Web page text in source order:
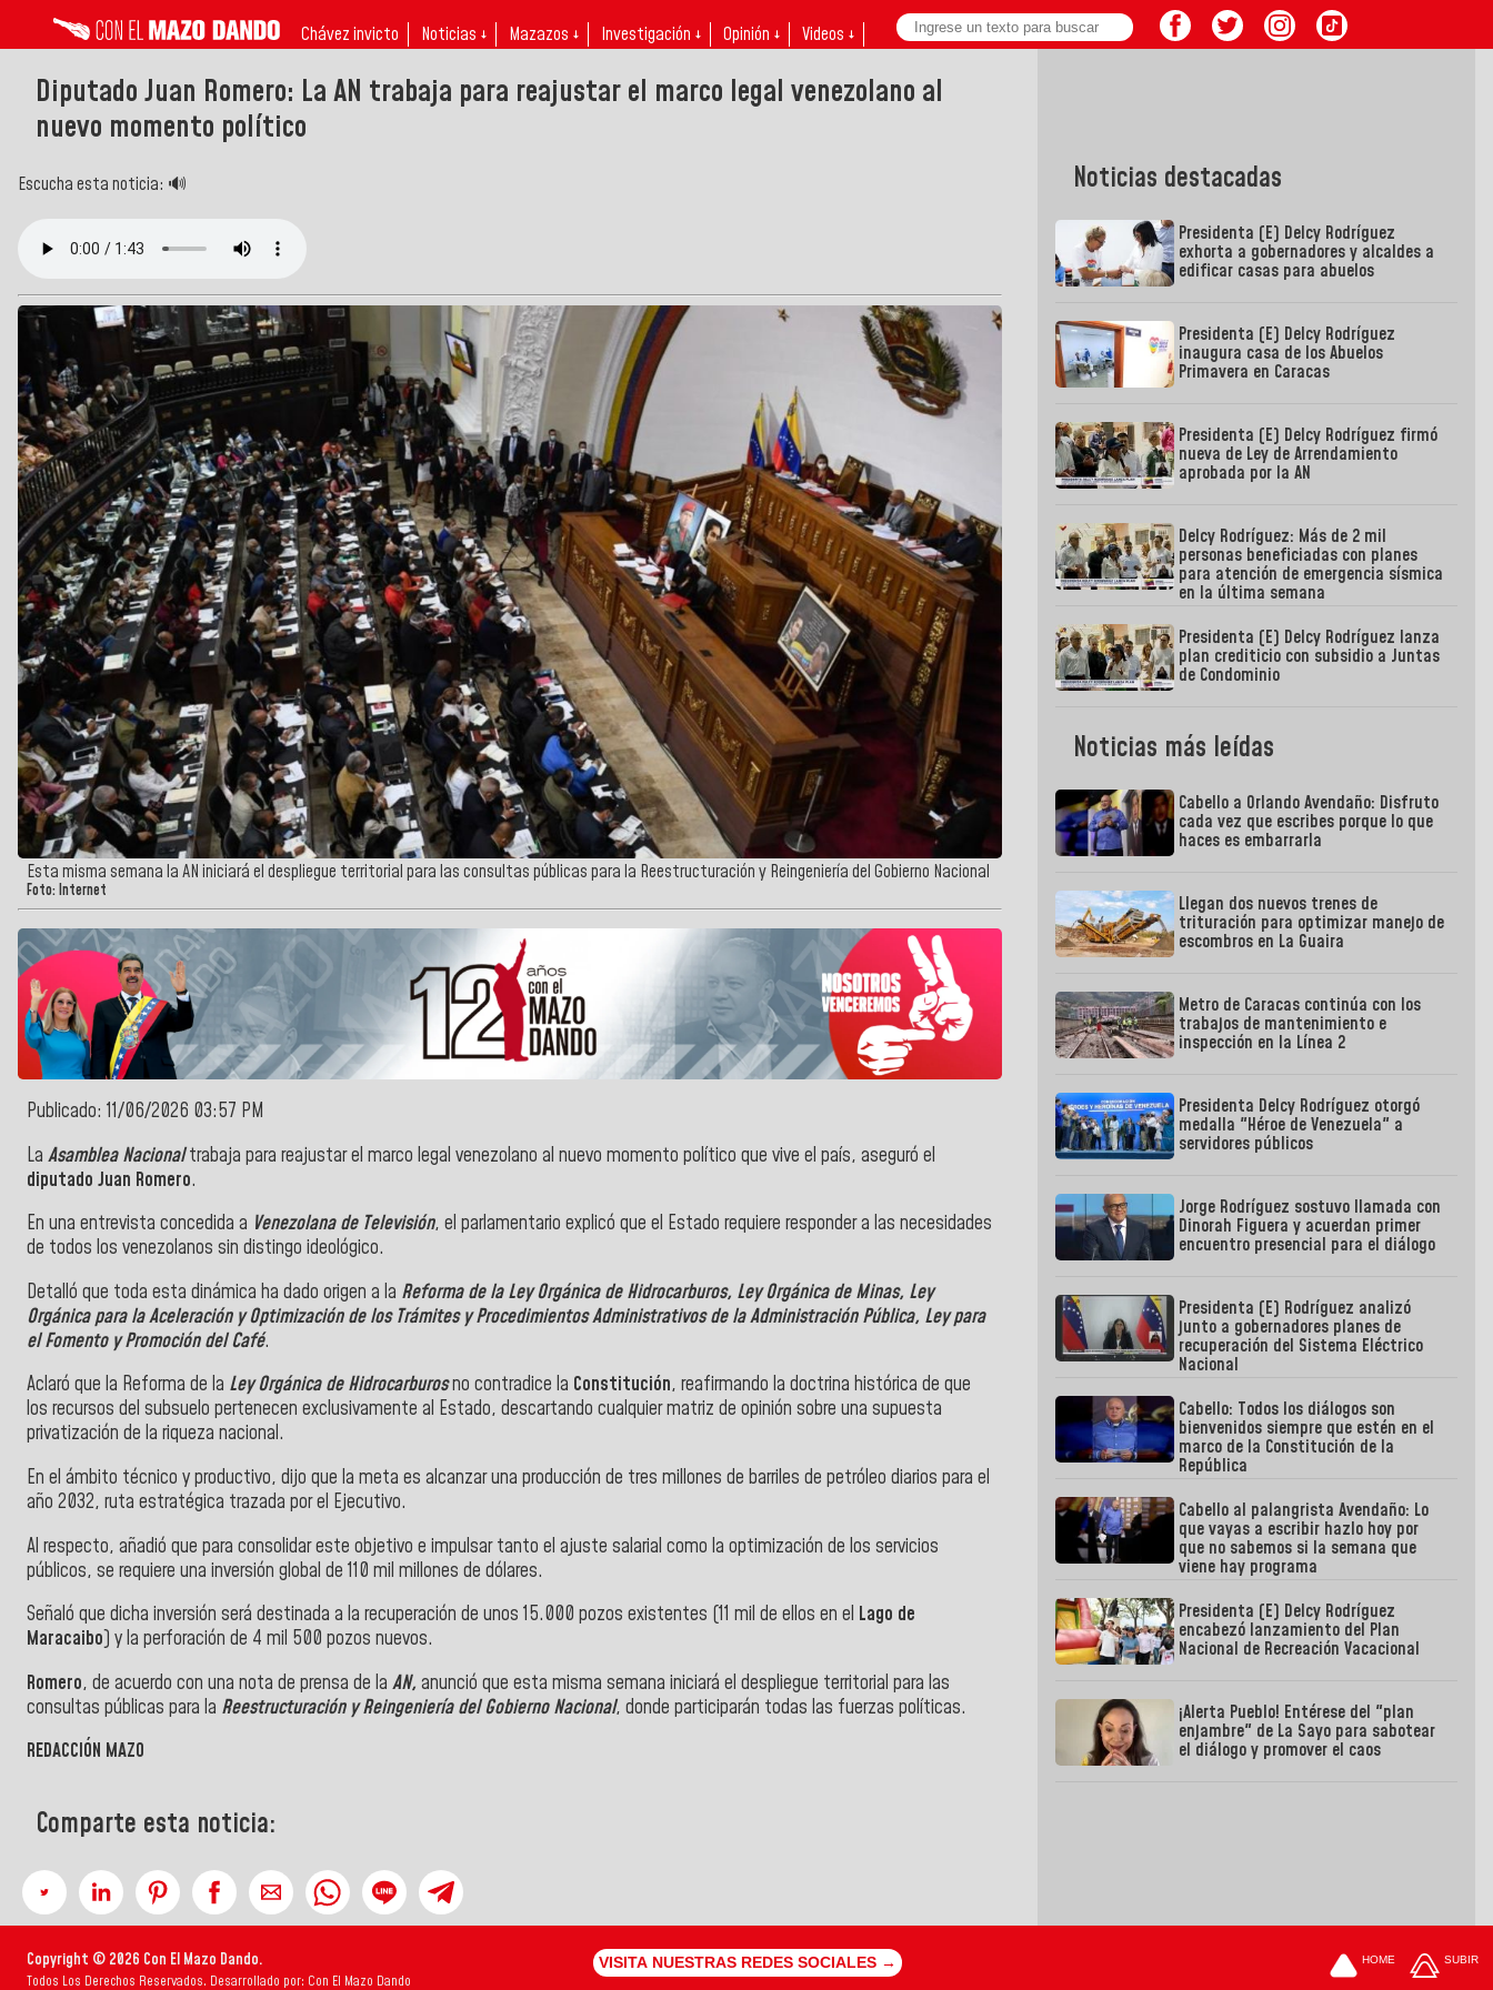
Chávez invicto Noticias ↓ Mazazos ↓ Investigación ↓ Opinión ↓ Videos ↓
Diputado Juan Romero: La AN trabaja para reajustar el marco legal venezolano al
nuevo momento político
Escucha esta noticia: 🔊
Esta misma semana la AN iniciará el despliegue territorial para las consultas públicas para la Reestructuración y Reingeniería del Gobierno Nacional
Foto: Internet
Publicado: 11/06/2026 03:57 PM
La Asamblea Nacionaltrabaja para reajustar el marco legal venezolano al nuevo momento político que vive el país, aseguró el
diputado Juan Romero.
​En una entrevista concedida a Venezolana de Televisión, el parlamentario explicó que el Estado requiere responder a las necesidades
de todos los venezolanos sin distingo ideológico.
​Detalló que toda esta dinámica ha dado origen a la Reforma de la Ley Orgánica de Hidrocarburos, Ley Orgánica de Minas, Ley
Orgánica para la Aceleración y Optimización de los Trámites y Procedimientos Administrativos de la Administración Pública, Ley para
el Fomento y Promoción del Café.
​Aclaró que la Reforma de la Ley Orgánica de Hidrocarburosno contradice la Constitución, reafirmando la doctrina histórica de que
los recursos del subsuelo pertenecen exclusivamente al Estado, descartando cualquier matriz de opinión sobre una supuesta
privatización de la riqueza nacional.
​En el ámbito técnico y productivo, dijo que la meta es alcanzar una producción de tres millones de barriles de petróleo diarios para el
año 2032, ruta estratégica trazada por el Ejecutivo.
​Al respecto, añadió que para consolidar este objetivo e impulsar tanto el ajuste salarial como la optimización de los servicios
públicos, se requiere una inversión global de 110 mil millones de dólares.
​Señaló que dicha inversión será destinada a la recuperación de unos 15.000 pozos existentes (11 mil de ellos en el Lago de
Maracaibo) y la perforación de 4 mil 500 pozos nuevos.
Romero, de acuerdo con una nota de prensa de la AN, anunció que esta misma semana iniciará el despliegue territorial para las
consultas públicas para la Reestructuración y Reingeniería del Gobierno Nacional, donde participarán todas las fuerzas políticas.
REDACCIÓN MAZO
Comparte esta noticia:
Noticias destacadas
Presidenta (E) Delcy Rodríguez
exhorta a gobernadores y alcaldes a
edificar casas para abuelos
Presidenta (E) Delcy Rodríguez
inaugura casa de los Abuelos
Primavera en Caracas
Presidenta (E) Delcy Rodríguez firmó
nueva de Ley de Arrendamiento
aprobada por la AN
Delcy Rodríguez: Más de 2 mil
personas beneficiadas con planes
para atención de emergencia sísmica
en la última semana
Presidenta (E) Delcy Rodríguez lanza
plan crediticio con subsidio a Juntas
de Condominio
Noticias más leídas
Cabello a Orlando Avendaño: Disfruto
cada vez que escribes porque lo que
haces es embarrarla
Llegan dos nuevos trenes de
trituración para optimizar manejo de
escombros en La Guaira
Metro de Caracas continúa con los
trabajos de mantenimiento e
inspección en la Línea 2
Presidenta Delcy Rodríguez otorgó
medalla "Héroe de Venezuela" a
servidores públicos
Jorge Rodríguez sostuvo llamada con
Dinorah Figuera y acuerdan primer
encuentro presencial para el diálogo
Presidenta (E) Rodríguez analizó
junto a gobernadores planes de
recuperación del Sistema Eléctrico
Nacional
Cabello: Todos los diálogos son
bienvenidos siempre que estén en el
marco de la Constitución de la
República
Cabello al palangrista Avendaño: Lo
que vayas a escribir hazlo hoy por
que no sabemos si la semana que
viene hay programa
Presidenta (E) Delcy Rodríguez
encabezó lanzamiento del Plan
Nacional de Recreación Vacacional
¡Alerta Pueblo! Entérese del "plan
enjambre" de La Sayo para sabotear
el diálogo y promover el caos
Copyright © 2026 Con El Mazo Dando.
Todos Los Derechos Reservados. Desarrollado por: Con El Mazo Dando
VISITA NUESTRAS REDES SOCIALES → HOME SUBIR